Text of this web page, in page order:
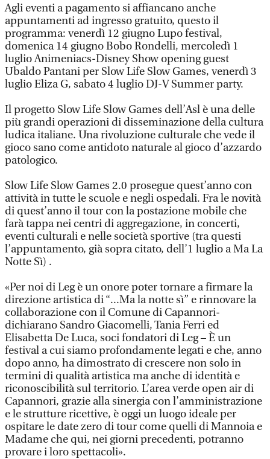
Agli eventi a pagamento si affiancano anche
appuntamenti ad ingresso gratuito, questo il
programma: venerdì 12 giugno Lupo festival,
domenica 14 giugno Bobo Rondelli, mercoledì 1
luglio Animeniacs-Disney Show opening guest
Ubaldo Pantani per Slow Life Slow Games, venerdì 3
luglio Eliza G, sabato 4 luglio DJ-V Summer party.
Il progetto Slow Life Slow Games dell’Asl è una delle
più grandi operazioni di disseminazione della cultura
ludica italiane. Una rivoluzione culturale che vede il
gioco sano come antidoto naturale al gioco d’azzardo
patologico.
Slow Life Slow Games 2.0 prosegue quest’anno con
attività in tutte le scuole e negli ospedali. Fra le novità
di quest’anno il tour con la postazione mobile che
farà tappa nei centri di aggregazione, in concerti,
eventi culturali e nelle società sportive (tra questi
l’appuntamento, già sopra citato, dell’1 luglio a Ma La
Notte Sì) .
«Per noi di Leg è un onore poter tornare a firmare la
direzione artistica di “...Ma la notte sì” e rinnovare la
collaborazione con il Comune di Capannori-
dichiarano Sandro Giacomelli, Tania Ferri ed
Elisabetta De Luca, soci fondatori di Leg – È un
festival a cui siamo profondamente legati e che, anno
dopo anno, ha dimostrato di crescere non solo in
termini di qualità artistica ma anche di identità e
riconoscibilità sul territorio. L’area verde open air di
Capannori, grazie alla sinergia con l’amministrazione
e le strutture ricettive, è oggi un luogo ideale per
ospitare le date zero di tour come quelli di Mannoia e
Madame che qui, nei giorni precedenti, potranno
provare i loro spettacoli».